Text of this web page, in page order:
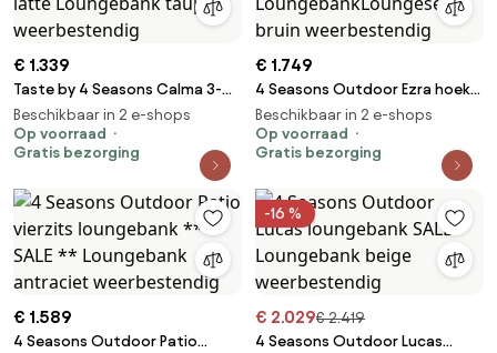
€ 1.339
Taste by 4 Seasons Calma 3-
zits loungebank latte
Loungebank taupe
weerbestendig
Beschikbaar in 2 e-shops
Op voorraad
Gratis bezorging
€ 1.749
4 Seasons Outdoor Ezra hoek
love island terre
LoungebankLoungeset bruin
weerbestendig
Beschikbaar in 2 e-shops
Op voorraad
Gratis bezorging
€ 1.589
4 Seasons Outdoor Patio
-16 %
€ 2.029€ 2.419
4 Seasons Outdoor Lucas